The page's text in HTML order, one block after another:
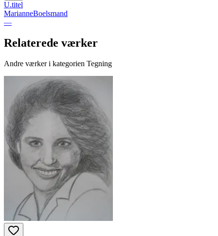
U.titel
MarianneBoelsmand
—
Relaterede værker
Andre værker i kategorien Tegning